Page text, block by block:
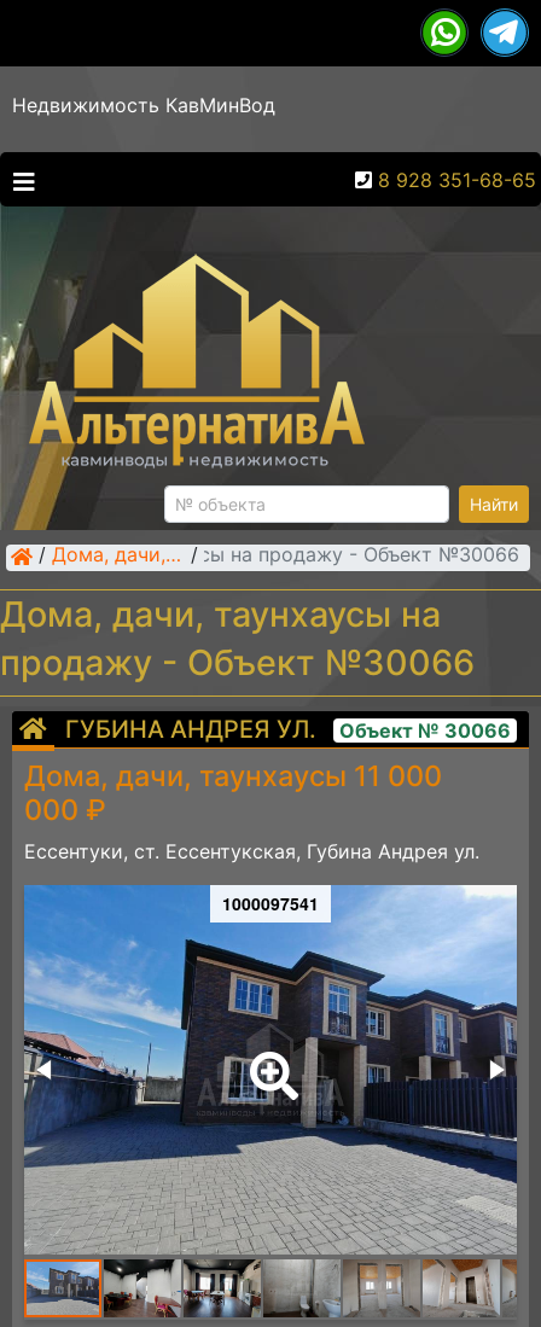
Недвижимость КавМинВод
8 928 351-68-65
Найти
/ Дома, дачи, таунхаусы /
Дома, дачи, таунхаусы на продажу - Объект №30066
Дома, дачи, таунхаусы на
продажу - Объект №30066
ГУБИНА АНДРЕЯ УЛ. Объект № 30066
Дома, дачи, таунхаусы 11 000
000 ₽
Ессентуки, ст. Ессентукская, Губина Андрея ул.
1000097541